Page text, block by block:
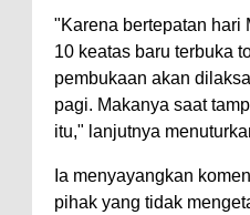
"Karena bertepatan hari
10 keatas baru terbuka
pembukaan akan
pagi. Makanya saat
itu," lanjutnya
Ia menyayangkan
pihak yang tidak